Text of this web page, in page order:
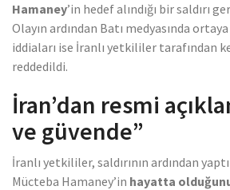
Hamaney’in hedef alındığı bir saldırı
Olayın ardından Batı medyasında
iddiaları ise İranlı yetkililer tarafından
reddedildi.
İran’dan resmi
ve güvende”
İranlı yetkililer, saldırının ardından
Mücteba Hamaney’in hayatta